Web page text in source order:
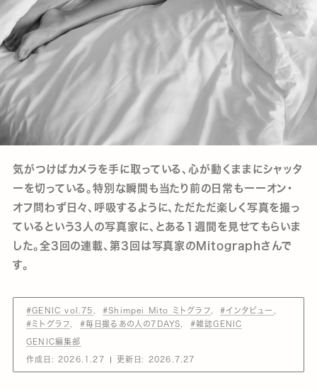
気がつけばカメラを手に取っている、心が動くままにシャッタ
ーを切っている。特別な瞬間も当たり前の日常もーーオン・
オフ問わず日々、呼吸するように、ただただ楽しく写真を撮っ
ているという3人の写真家に、とある1週間を見せてもらいま
した。全3回の連載、第3回は写真家のMitographさんで
す。
#GENIC vol.75 #Shimpei Mito ミトグラフ
#インタビュー
#ミトグラフ
#毎日撮るあの人の7DAYS #雑誌GENIC
GENIC編集部
作成日: 2026.1.27 更新日: 2026.7.27